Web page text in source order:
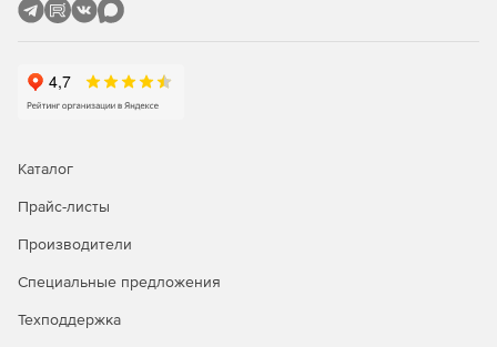
Консоль отчетов EventLog Analyzer интуитивно понятна и
предлагает сотни предопределенных отчетов для аудита,
Каталог
Прайс-листы
Производители
Специальные предложения
Техподдержка